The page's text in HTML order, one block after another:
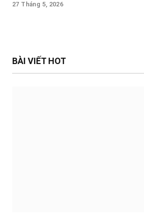
27 Tháng 5, 2026
BÀI VIẾT HOT